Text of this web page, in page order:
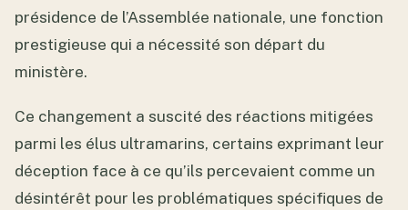
présidence de l’Assemblée nationale, une fonction
prestigieuse qui a nécessité son départ du
ministère.
Ce changement a suscité des réactions mitigées
parmi les élus ultramarins, certains exprimant leur
déception face à ce qu’ils percevaient comme un
désintérêt pour les problématiques spécifiques de